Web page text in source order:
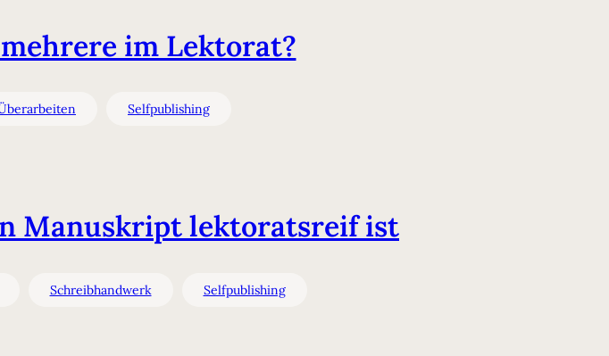
im Lektorat?
Selfpublishing
Manuskript lektoratsreif ist
Schreibhandwerk Selfpublishing